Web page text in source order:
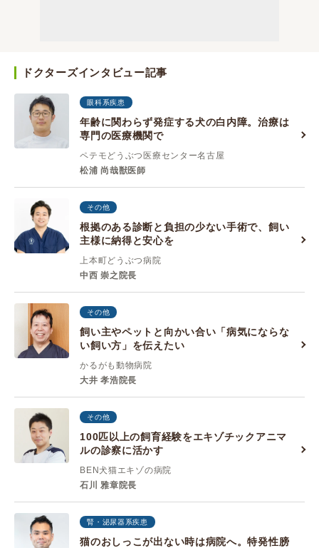
ドクターズインタビュー記事
眼科系疾患
年齢に関わらず発症する犬の白内障。治療は
専門の医療機関で
ペテモどうぶつ医療センター名古屋
松浦 尚哉獣医師
その他
根拠のある診断と負担の少ない手術で、飼い
主様に納得と安心を
上本町どうぶつ病院
中西 崇之院長
その他
飼い主やペットと向かい合い「病気にならな
い飼い方」を伝えたい
かるがも動物病院
大井 孝浩院長
その他
100匹以上の飼育経験をエキゾチックアニマ
ルの診察に活かす
BEN犬猫エキゾの病院
石川 雅章院長
腎・泌尿器系疾患
猫のおしっこが出ない時は病院へ。特発性膀